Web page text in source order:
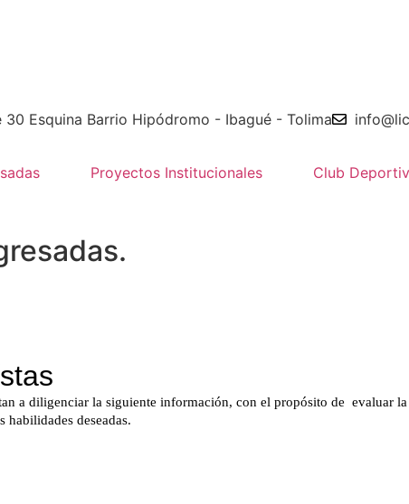
30 Esquina Barrio Hipódromo - Ibagué - Tolima
Proyectos Institucionales Club